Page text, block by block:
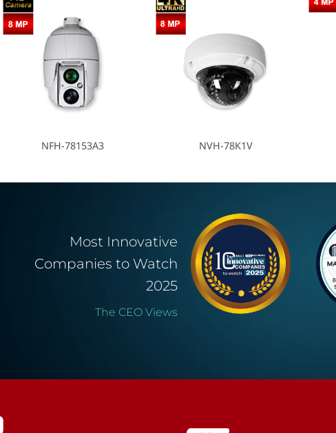
NFH-78153A3 NVH-78K1V
Most Innovative
Companies to Watch
2025
The CEO Views